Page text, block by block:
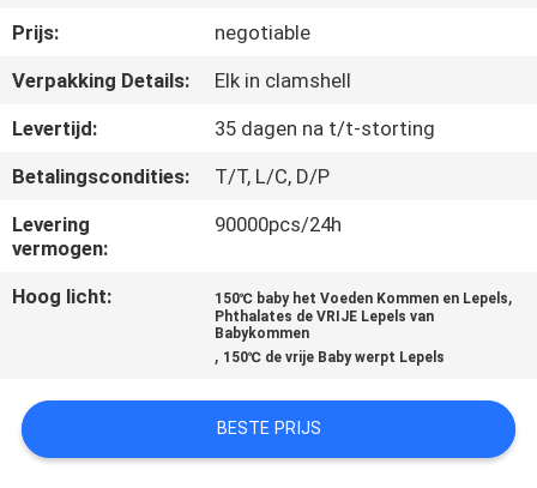
KWALITEITSCONTROLE
CONTACTEER
NIEUWS
ALLE
SHOPPING
Prijs:
negotiable
Verpakking Details:
Elk in clamshell
Levertijd:
35 dagen na t/t-storting
Betalingscondities:
T/T, L/C, D/P
Levering
vermogen:
90000pcs/24h
Hoog licht: 150℃ baby het Voeden Kommen en Lepels,
Phthalates de VRIJE Lepels van
Babykommen
, 150℃ de vrije Baby werpt Lepels
BESTE PRIJS